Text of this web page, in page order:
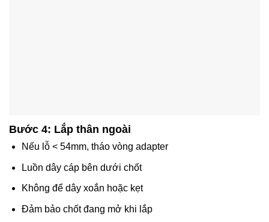
Bước 4: Lắp thân ngoài
Nếu lỗ < 54mm, tháo vòng adapter
Luồn dây cáp bên dưới chốt
Không để dây xoắn hoặc kẹt
Đảm bảo chốt đang mở khi lắp